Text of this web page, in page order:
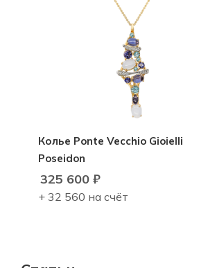
Колье Ponte Vecchio Gioielli
Poseidon
325 600 ₽
+ 32 560 на счёт